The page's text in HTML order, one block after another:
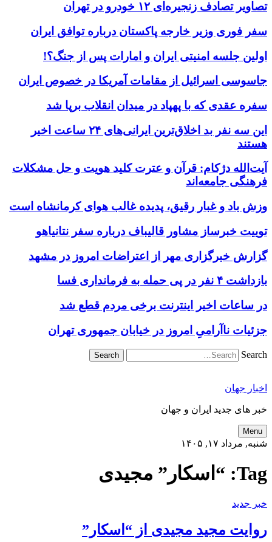
تصاویر تصادف زنجیره‌ای ۱۲ خودرو در تهران
سفر فوری وزیر خارجه پاکستان درباره توافق ایران
اولین جلسه امنیتی ایران و امارات پس از جنگ؟!
جاسوسی اسرائیل از مقامات آمریکا در خصوص ایران
سفره عقدی که با پهپاد در میدان انقلاب برپا شد
این سه نفر بد اخلاق‌ترین ایرانی‌های ۲۴ ساعت اخیر
هستند
آیت‌الله دژکام: قرآن و عترت کلید هویت و حل مشکلات
فرهنگی جامعه‌اند
وزش باد و غبار رقیق، پدیده غالب هوای کرمانشاه است
توییت خبرساز مشاور قالیباف درباره سفر نتانیاهو
گزارش خبرگزاری مهر از اعتراضات امروز در مشهد
بازداشت ۴ نفر در پی حمله به فرمانداری فسا
در ساعات اخیر اینترنت برخی مردم قطع شد
جزئیات ناآرامیِ امروز در خیابان جمهوری تهران
Search
اخبار جهان
خبر های جدید ایران و جهان
Menu
شنبه, مرداد ۱۷, ۱۴۰۵
Tag: “اسکار” مجیدی
خبر جدید
روایت مجید مجیدی از “اسکار”